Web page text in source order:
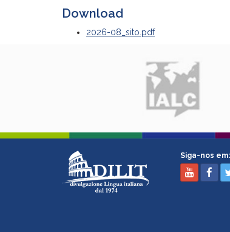
Download
2026-08_sito.pdf
Siga-nos em: